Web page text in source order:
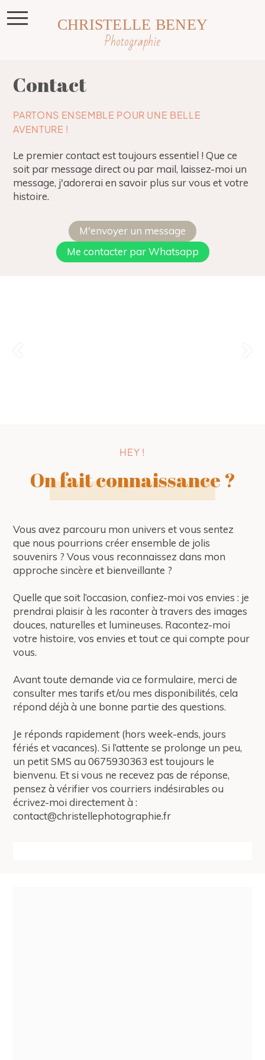
Photographie
CHRISTELLE BENEY
Contact
PARTONS ENSEMBLE POUR UNE BELLE
AVENTURE !
Le premier contact est toujours essentiel ! Que ce
soit par message direct ou par mail, laissez-moi un
message, j'adorerai en savoir plus sur vous et votre
histoire.
M'envoyer un message
Me contacter par Whatsapp
HEY !
On fait connaissance ?
Vous avez parcouru mon univers et vous sentez
que nous pourrions créer ensemble de jolis
souvenirs ? Vous vous reconnaissez dans mon
approche sincère et bienveillante ?
Quelle que soit l’occasion, confiez-moi vos envies : je
prendrai plaisir à les raconter à travers des images
douces, naturelles et lumineuses. Racontez-moi
votre histoire, vos envies et tout ce qui compte pour
vous.
Avant toute demande via ce formulaire, merci de
consulter mes tarifs et/ou mes disponibilités, cela
répond déjà à une bonne partie des questions.
Je réponds rapidement (hors week-ends, jours
fériés et vacances). Si l’attente se prolonge un peu,
un petit SMS au 0675930363 est toujours le
bienvenu. Et si vous ne recevez pas de réponse,
pensez à vérifier vos courriers indésirables ou
écrivez-moi directement à :
contact@christellephotographie.fr